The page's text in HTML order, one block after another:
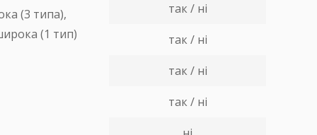
(3 типа),
(1 тип)
так / ні
так / ні
так / ні
так / ні